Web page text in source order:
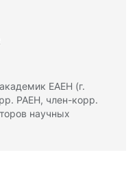
ЕАЕН (г.
РАЕН, член-корр.
научных